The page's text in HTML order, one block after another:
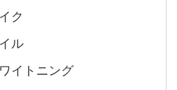
ク
ル
イトニング